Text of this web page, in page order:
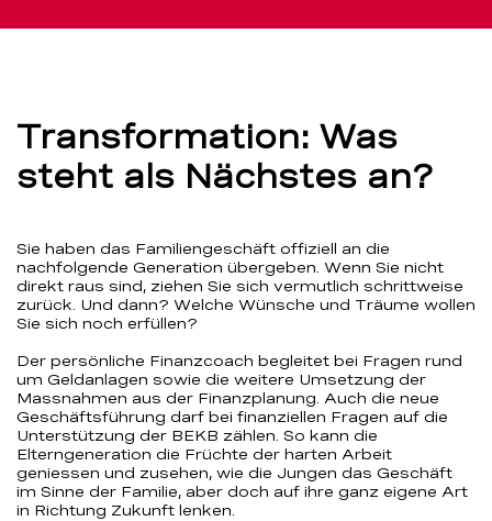
Transformation: Was
steht als Nächstes an?
Sie haben das Familiengeschäft offiziell an die
nachfolgende Generation übergeben. Wenn Sie nicht
direkt raus sind, ziehen Sie sich vermutlich schrittweise
zurück. Und dann? Welche Wünsche und Träume wollen
Sie sich noch erfüllen?
Der persönliche Finanzcoach begleitet bei Fragen rund
um Geldanlagen sowie die weitere Umsetzung der
Massnahmen aus der Finanzplanung. Auch die neue
Geschäftsführung darf bei finanziellen Fragen auf die
Unterstützung der BEKB zählen. So kann die
Elterngeneration die Früchte der harten Arbeit
geniessen und zusehen, wie die Jungen das Geschäft
im Sinne der Familie, aber doch auf ihre ganz eigene Art
in Richtung Zukunft lenken.